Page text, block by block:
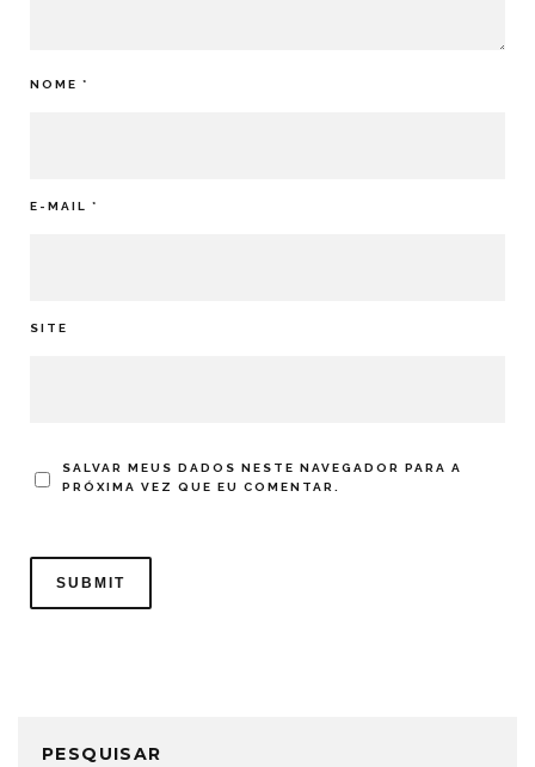
NOME *
E-MAIL *
SITE
SALVAR MEUS DADOS NESTE NAVEGADOR PARA A
PRÓXIMA VEZ QUE EU COMENTAR.
PESQUISAR